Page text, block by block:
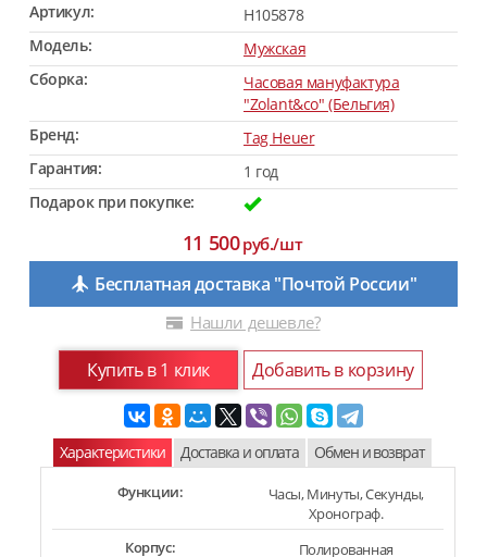
Артикул:
H105878
Модель:
Мужская
Сборка:
Часовая мануфактура
"Zolant&co" (Бельгия)
Бренд:
Tag Heuer
Гарантия:
1 год
Подарок при покупке:
11 500руб./шт
Бесплатная доставка "Почтой России"
Нашли дешевле?
Купить в 1 клик Добавить в корзину
Характеристики Доставка и оплата Обмен и возврат
Функции:
Часы, Минуты, Секунды,
Хронограф.
Корпус:
Полированная